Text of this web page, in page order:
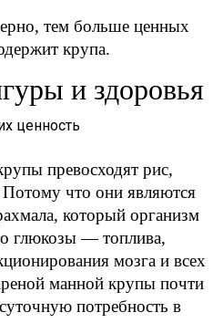
тем больше ценных
крупа.
и здоровья
превосходят рис,
что они являются
который организм
глюкозы — топлива,
мозга и всех
манной крупы почти
потребность в